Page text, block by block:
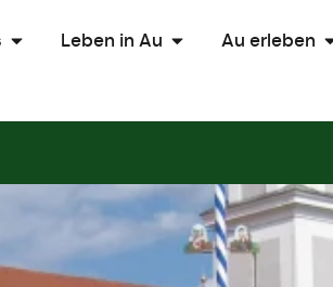
Leben in Au
Au erleben